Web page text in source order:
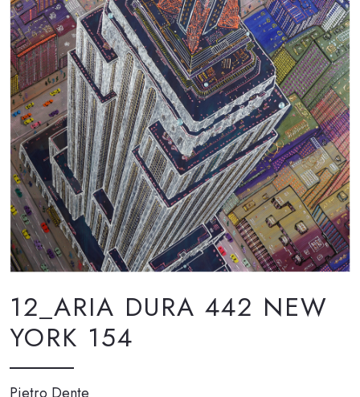
12_ARIA DURA 442 NEW
YORK 154